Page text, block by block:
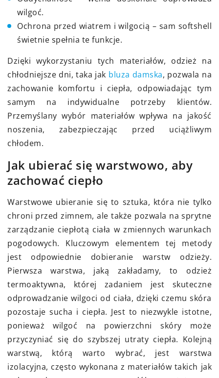
wilgoć.
Ochrona przed wiatrem i wilgocią – sam softshell
świetnie spełnia te funkcje.
Dzięki wykorzystaniu tych materiałów, odzież na
chłodniejsze dni, taka jak bluza damska, pozwala na
zachowanie komfortu i ciepła, odpowiadając tym
samym na indywidualne potrzeby klientów.
Przemyślany wybór materiałów wpływa na jakość
noszenia, zabezpieczając przed uciążliwym
chłodem.
Jak ubierać się warstwowo, aby
zachować ciepło
Warstwowe ubieranie się to sztuka, która nie tylko
chroni przed zimnem, ale także pozwala na sprytne
zarządzanie ciepłotą ciała w zmiennych warunkach
pogodowych. Kluczowym elementem tej metody
jest odpowiednie dobieranie warstw odzieży.
Pierwsza warstwa, jaką zakładamy, to odzież
termoaktywna, której zadaniem jest skuteczne
odprowadzanie wilgoci od ciała, dzięki czemu skóra
pozostaje sucha i ciepła. Jest to niezwykle istotne,
ponieważ wilgoć na powierzchni skóry może
przyczyniać się do szybszej utraty ciepła. Kolejną
warstwą, którą warto wybrać, jest warstwa
izolacyjna, często wykonana z materiałów takich jak